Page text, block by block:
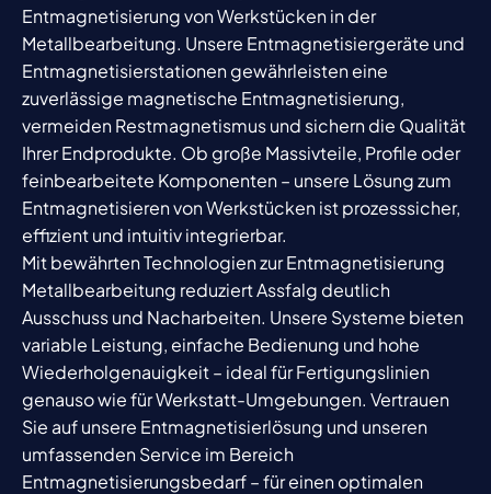
Entmagnetisierung von Werkstücken in der
Metallbearbeitung. Unsere Entmagnetisiergeräte und
Entmagnetisierstationen gewährleisten eine
zuverlässige magnetische Entmagnetisierung,
vermeiden Restmagnetismus und sichern die Qualität
Ihrer Endprodukte. Ob große Massivteile, Profile oder
feinbearbeitete Komponenten – unsere Lösung zum
Entmagnetisieren von Werkstücken ist prozesssicher,
effizient und intuitiv integrierbar.
Mit bewährten Technologien zur Entmagnetisierung
Metallbearbeitung reduziert Assfalg deutlich
Ausschuss und Nacharbeiten. Unsere Systeme bieten
variable Leistung, einfache Bedienung und hohe
Wiederholgenauigkeit – ideal für Fertigungslinien
genauso wie für Werkstatt-Umgebungen. Vertrauen
Sie auf unsere Entmagnetisierlösung und unseren
umfassenden Service im Bereich
Entmagnetisierungsbedarf – für einen optimalen